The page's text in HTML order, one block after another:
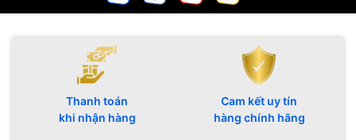
Thanh toán
khi nhận hàng
Cam kết uy tín
hàng chính hãng